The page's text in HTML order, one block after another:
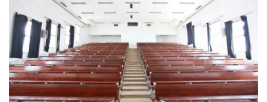
plonger profondément dans …